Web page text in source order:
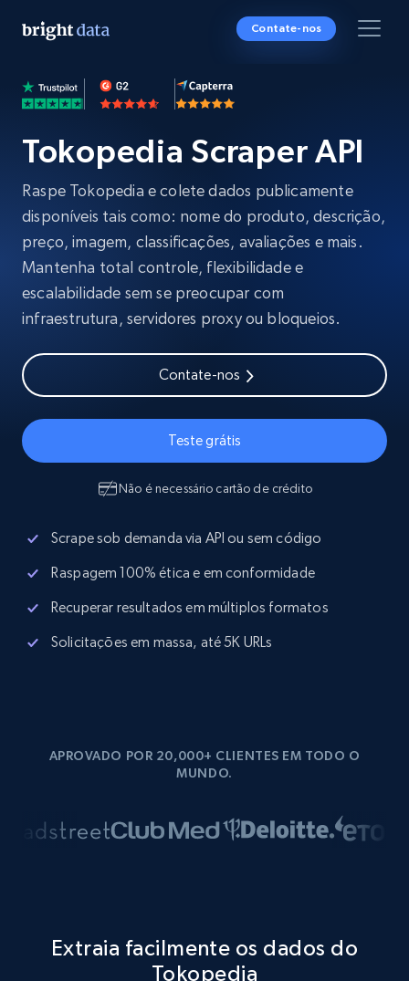
Contate-nos
Tokopedia Scraper API
Raspe Tokopedia e colete dados publicamente
disponíveis tais como: nome do produto, descrição,
preço, imagem, classificações, avaliações e mais.
Mantenha total controle, flexibilidade e
escalabilidade sem se preocupar com
infraestrutura, servidores proxy ou bloqueios.
Contate-nos
Teste grátis
Não é necessário cartão de crédito
Scrape sob demanda via API ou sem código
Raspagem 100% ética e em conformidade
Recuperar resultados em múltiplos formatos
Solicitações em massa, até 5K URLs
APROVADO POR 20,000+ CLIENTES EM TODO O
MUNDO.
Extraia facilmente os dados do
Tokopedia